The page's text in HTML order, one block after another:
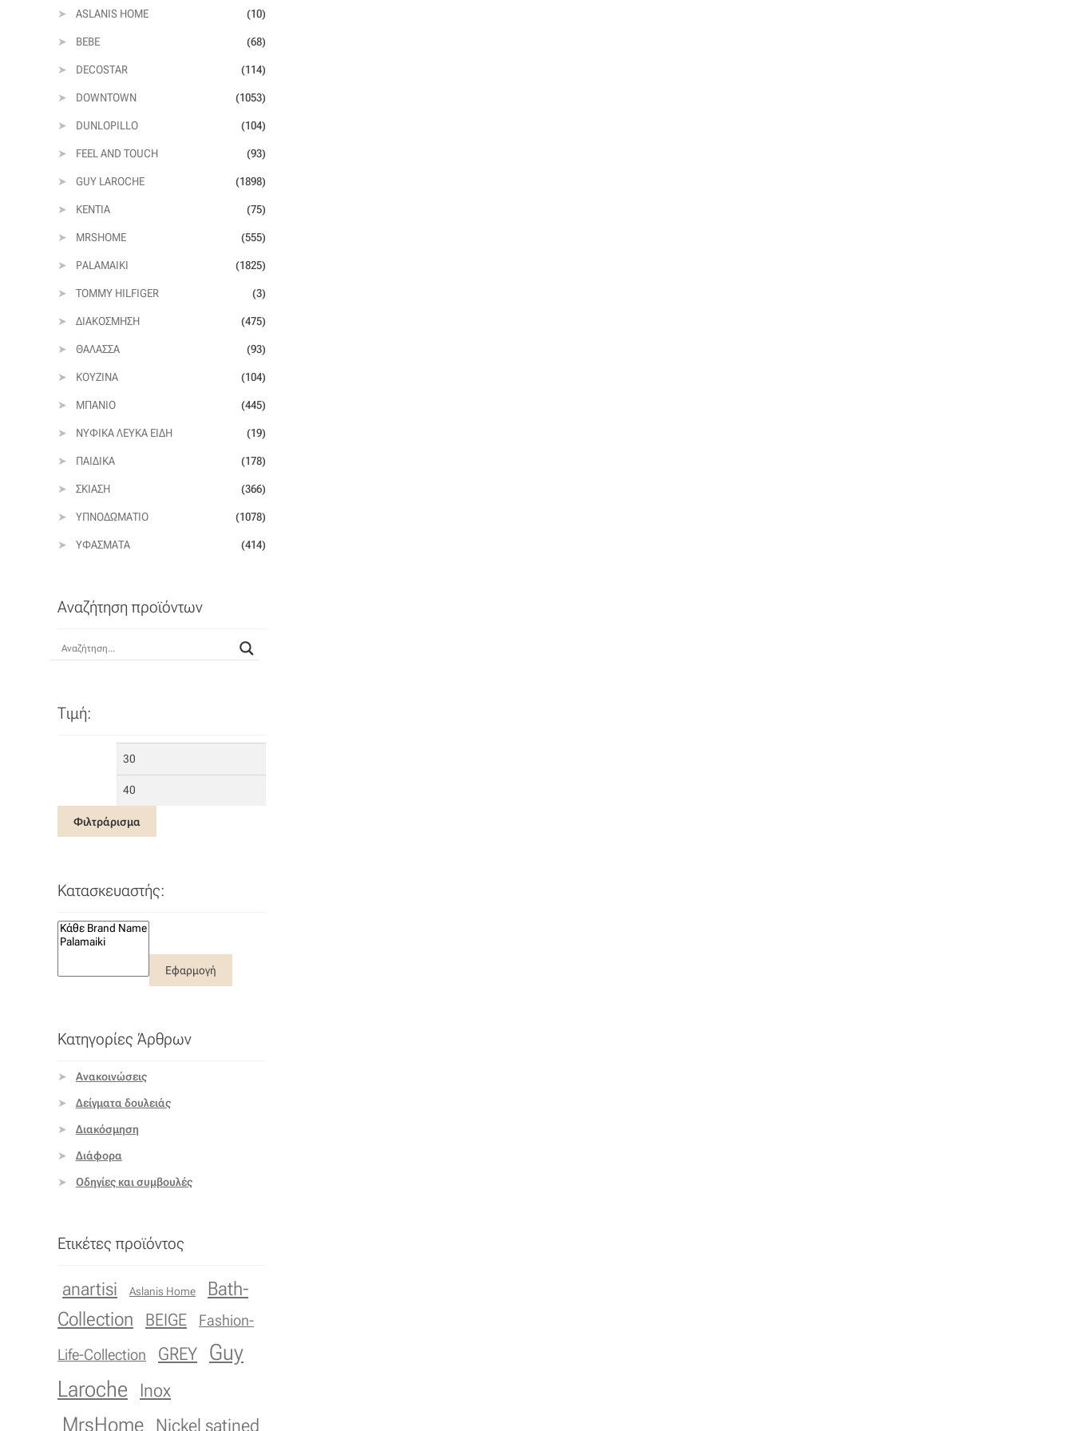
ASLANIS HOME (10)
BEBE (68)
DECOSTAR (114)
DOWNTOWN (1053)
DUNLOPILLO (104)
FEEL AND TOUCH (93)
GUY LAROCHE (1898)
KENTIA (75)
MRSHOME (555)
PALAMAIKI (1825)
TOMMY HILFIGER (3)
ΔΙΑΚΌΣΜΗΣΗ (475)
ΘΆΛΑΣΣΑ (93)
ΚΟΥΖΊΝΑ (104)
ΜΠΆΝΙΟ (445)
ΝΥΦΙΚΆ ΛΕΥΚΆ ΕΊΔΗ (19)
ΠΑΙΔΙΚΆ (178)
ΣΚΊΑΣΗ (366)
ΥΠΝΟΔΩΜΆΤΙΟ (1078)
ΥΦΆΣΜΑΤΑ (414)
Αναζήτηση προϊόντων
Τιμή:
Ελάχιστη
Φιλτράρισμα
Κατασκευαστής:
Εφαρμογή
Κατηγορίες Άρθρων
Ανακοινώσεις
Δείγματα δουλειάς
Διακόσμηση
Διάφορα
Οδηγίες και συμβουλές
Ετικέτες προϊόντος
anartisi Aslanis Home
Bath-
Collection
BEIGE
Fashion-
Life-Collection
GREY
Guy
Laroche
Inox
MrsHome Nickel satined